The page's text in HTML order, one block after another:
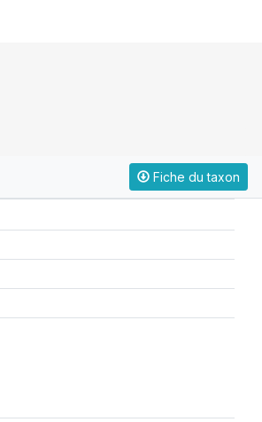
Fiche du taxon